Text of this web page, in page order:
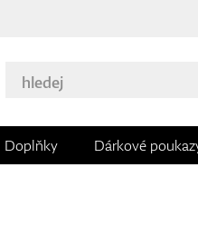
Doplňky Dárkové